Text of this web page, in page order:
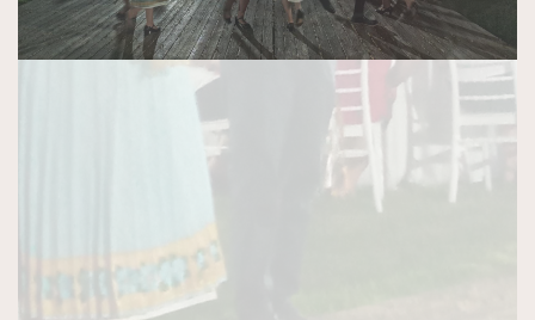
ΠΑΛΑΙΌΤΕΡΑ